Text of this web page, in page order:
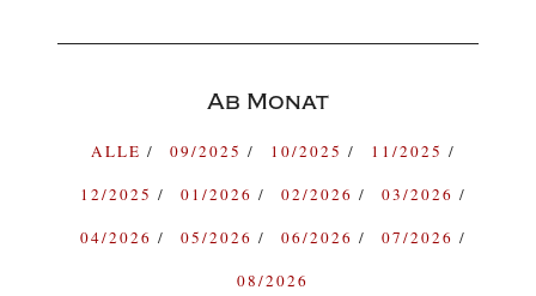
Ab Monat
ALLE 09/2025 10/2025
11/2025
12/2025
01/2026 02/2026
03/2026
04/2026
05/2026 06/2026
07/2026
08/2026